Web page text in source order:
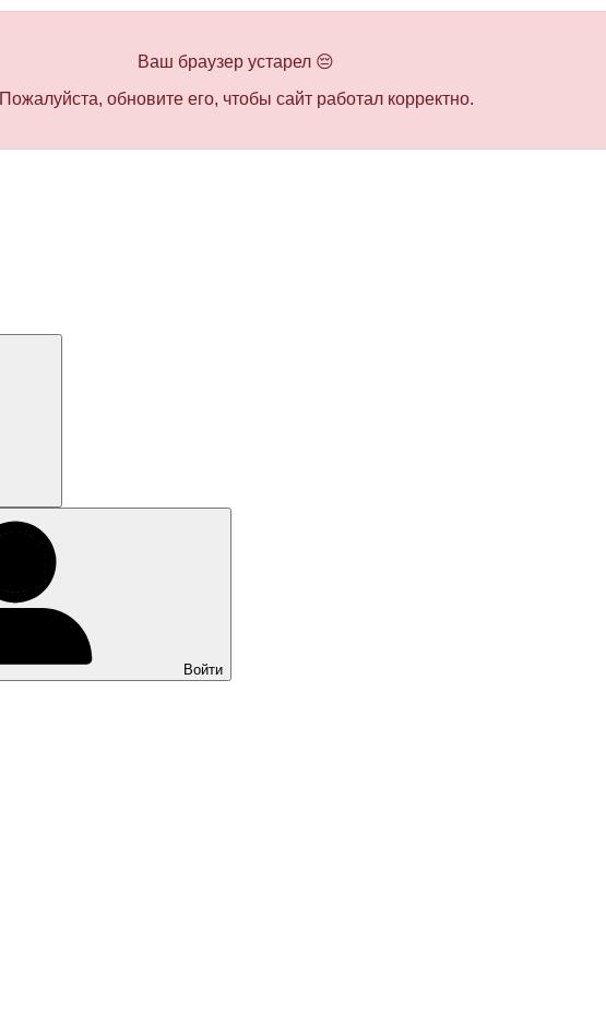
Ваш браузер устарел 😔
Пожалуйста, обновите его, чтобы сайт работал корректно.
Войти